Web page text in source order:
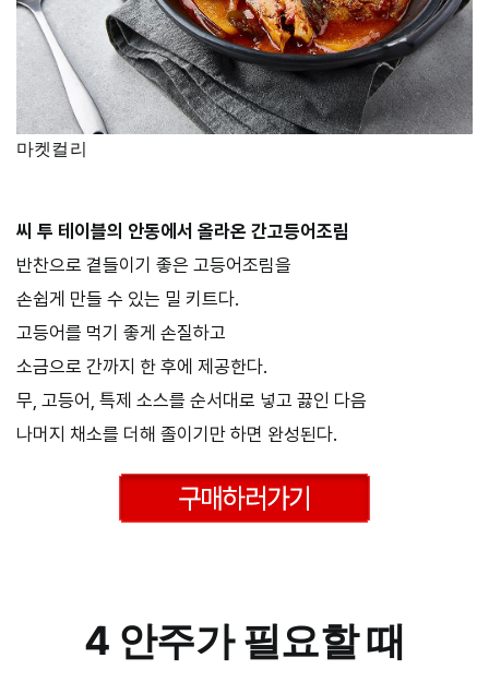
마켓컬리
씨 투 테이블의 안동에서 올라온 간고등어조림
반찬으로 곁들이기 좋은 고등어조림을
손쉽게 만들 수 있는 밀 키트다.
고등어를 먹기 좋게 손질하고
소금으로 간까지 한 후에 제공한다.
무, 고등어, 특제 소스를 순서대로 넣고 끓인 다음
나머지 채소를 더해 졸이기만 하면 완성된다.
4 안주가 필요할 때